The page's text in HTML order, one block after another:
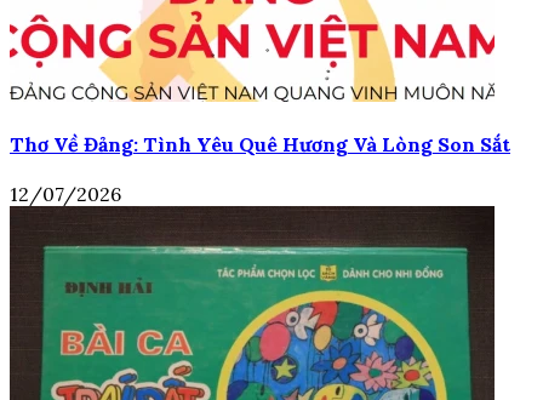
Thơ Về Đảng: Tình Yêu Quê Hương Và Lòng Son Sắt
12/07/2026